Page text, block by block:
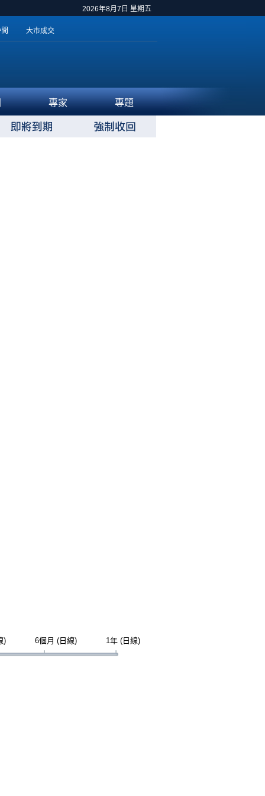
2026年8月7日 星期五
大市成交
專家 專題
) 6個月 (日線) 1年 (日線)